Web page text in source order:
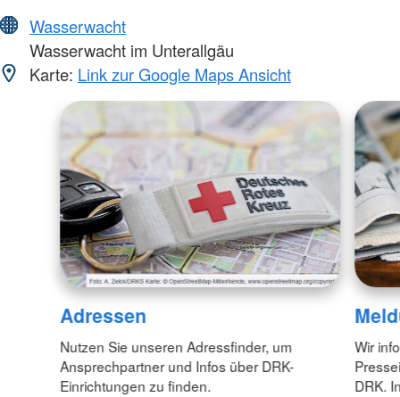
Wasserwacht
Wasserwacht im Unterallgäu
Karte: Link zur Google Maps Ansicht
Adressen
Nutzen Sie unseren Adressfinder, um
Ansprechpartner und Infos über DRK-
Einrichtungen zu finden.
Wir
DRK.